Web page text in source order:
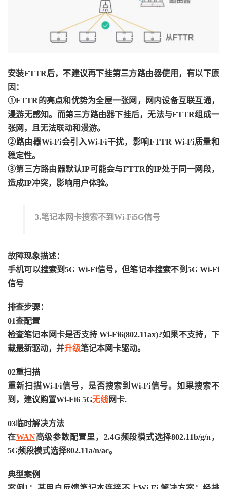
安装FTTR后，不建议再下挂第三方路由器使用，有以下原
因：
①FTTR的亮点和优势为全屋一张网，网内设备互联互通，
漫游无感知。而第三方路由器下挂后，无法与FTTR组成一
张网，且无法联动和漫游。
②路由器Wi-Fi会引入Wi-Fi干扰，影响FTTR Wi-Fi质量和
稳定性。
③第三方路由器默认IP可能会与FTTR的IP处于同一网段，
造成IP冲突，影响用户体验。
3.笔记本网卡搜索不到Wi-Fi5G信号
故障现象描述：
手机可以搜索到5G Wi-Fi信号，但笔记本搜索不到5G Wi-Fi
信号
排查步骤：
01查配置
检查笔记本网卡是否支持 Wi-Fi6(802.11ax)?如果不支持，下
载最新驱动，并升级笔记本网卡驱动。
02重扫描
重新扫描Wi-Fi信号，是否搜索到Wi-Fi信号。如果搜索不
到，建议购置Wi-Fi6 5G无线网卡.
03临时解决方法
在WAN高级参数配置里，2.4G频段模式选择802.11b/g/n，
5G频段模式选择802.11a/n/ac。
典型案例